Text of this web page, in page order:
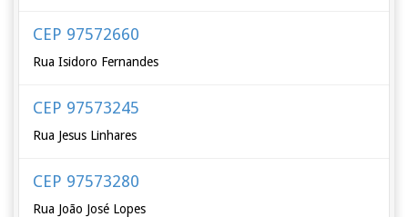
CEP 97572660
Rua Isidoro Fernandes
CEP 97573245
Rua Jesus Linhares
CEP 97573280
Rua João José Lopes